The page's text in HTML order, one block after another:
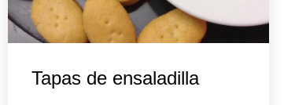
Tapas de ensaladilla